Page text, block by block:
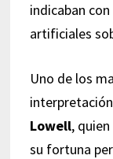
indicaban
artificiales
Uno de los
Lowell,
su fortuna